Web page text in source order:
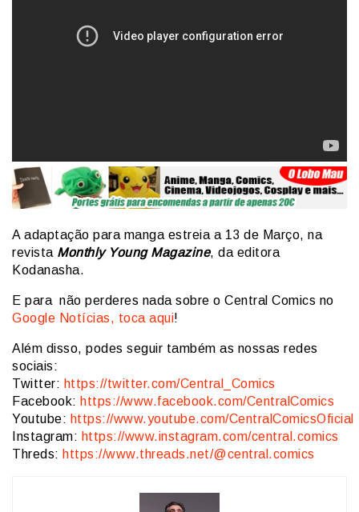
A adaptação para manga estreia a 13 de Março, na
revista Monthly Young Magazine, da editora
Kodanasha.
E para não perderes nada sobre o Central Comics no
Google Notícias, toca aqui!
Além disso, podes seguir também as nossas redes
sociais:
Twitter: https://twitter.com/Central_Comics
Facebook: https://www.facebook.com/CentralComics
Youtube: https://www.youtube.com/CentralComicsOficial
Instagram: https://www.instagram.com/central.comics
Threds: https://www.threads.net/@central.comics